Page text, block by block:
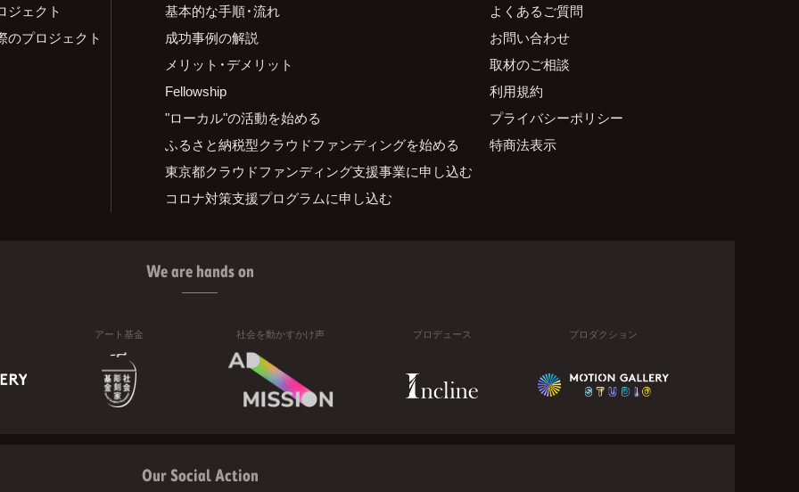
ジェクト
のプロジェクト
基本的な手順・流れ
成功事例の解説
メリット・デメリット
Fellowship
"ローカル"の活動を始める
ふるさと納税型クラウドファンディングを始める
東京都クラウドファンディング支援事業に申し込む
コロナ対策支援プログラムに申し込む
よくあるご質問
お問い合わせ
取材のご相談
利用規約
プライバシーポリシー
特商法表示
We are hands on
アート基金 社会を動かすかけ声 プロデュース プロダクション
Our Social Action